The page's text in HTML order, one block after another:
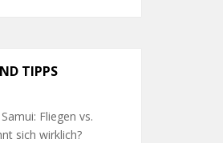
TIPPS
Fliegen vs.
sich wirklich?